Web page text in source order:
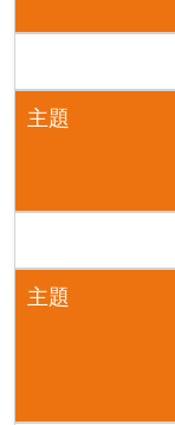
主題
主題